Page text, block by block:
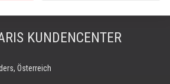
KUNDENCENTER
Österreich